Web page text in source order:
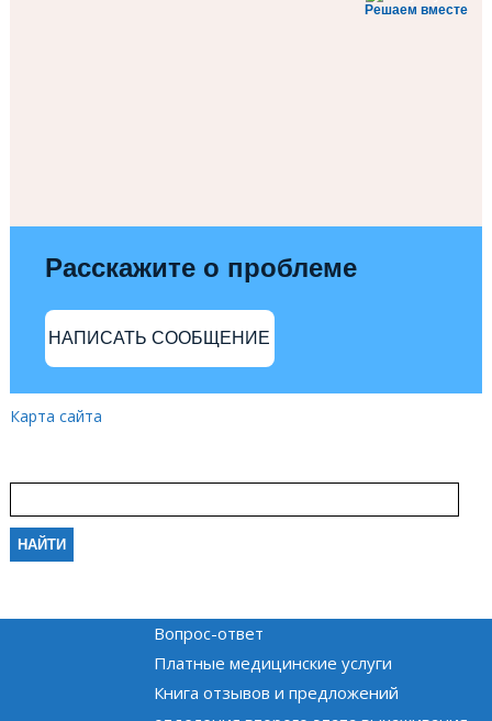
Решаем вместе
Расскажите о проблеме
НАПИСАТЬ СООБЩЕНИЕ
Карта сайта
Вопрос-ответ
Платные медицинские услуги
Книга отзывов и предложений